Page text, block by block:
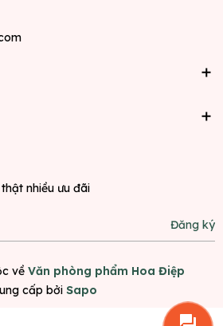
nhiều ưu đãi
Đăng ký
về Văn phòng phẩm Hoa Điệp
cấp bởi Sapo